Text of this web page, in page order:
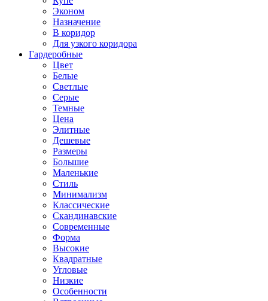
Эконом
Назначение
В коридор
Для узкого коридора
Гардеробные
Цвет
Белые
Светлые
Серые
Темные
Цена
Элитные
Дешевые
Размеры
Большие
Маленькие
Стиль
Минимализм
Классические
Скандинавские
Современные
Форма
Высокие
Квадратные
Угловые
Низкие
Особенности